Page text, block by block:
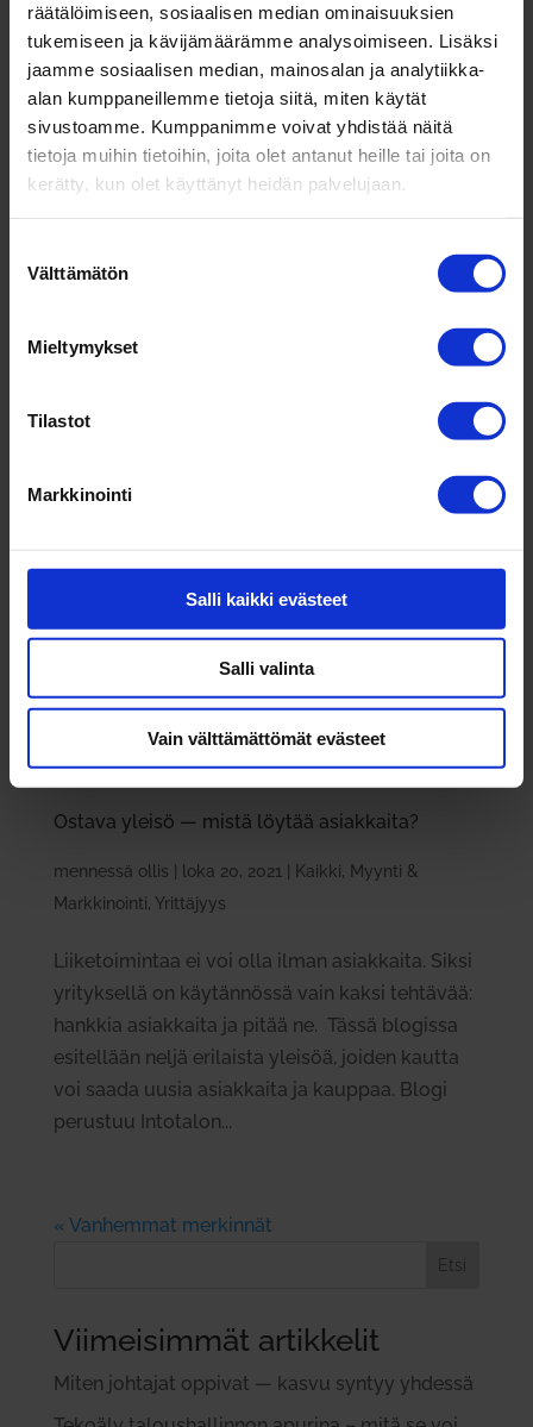
räätälöimiseen, sosiaalisen median ominaisuuksien
tukemiseen ja kävijämäärämme analysoimiseen. Lisäksi
jaamme sosiaalisen median, mainosalan ja analytiikka-
alan kumppaneillemme tietoja siitä, miten käytät
sivustoamme. Kumppanimme voivat yhdistää näitä
tietoja muihin tietoihin, joita olet antanut heille tai joita on
kerätty, kun olet käyttänyt heidän palvelujaan.
valinta
Välttämätön
Mieltymykset
Tilastot
Markkinointi
Salli kaikki evästeet
Salli valinta
Vain välttämättömät evästeet
4 työ­kalua stra­tegian luo­miseen
mennessä helmi 4, 2022 Johtajuus
Yritysstrategian luomiseen ja työstämiseen ei
joka sopisi kaikille yrityksille samanlaisena,
kehittämishalut yrityksissä ja niiden ympärillä
Ostava yleisö — mistä löytää asiak­kaita?
mennessä ollis loka 20, 2021 Kaikki, Myynti &
Markkinointi, Yrittäjyys
Liiketoimintaa ei voi olla ilman asiakkaita. Siksi
yrityksellä on käytännössä vain kaksi tehtävää:
hankkia asiakkaita ja pitää ne. Tässä blogissa
esitellään neljä erilaista yleisöä, joiden kautta
voi saada uusia asiakkaita ja kauppaa. Blogi
perustuu Intotalon...
« Vanhemmat merkinnät
Etsi
Viimeisimmät artikkelit
Miten joh­tajat oppivat — kasvu syntyy yhdessä